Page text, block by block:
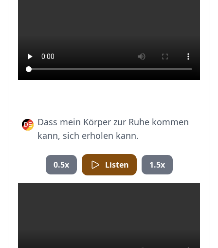
Dass mein Körper zur Ruhe kommen
kann, sich erholen kann.
0.5x Listen 1.5x